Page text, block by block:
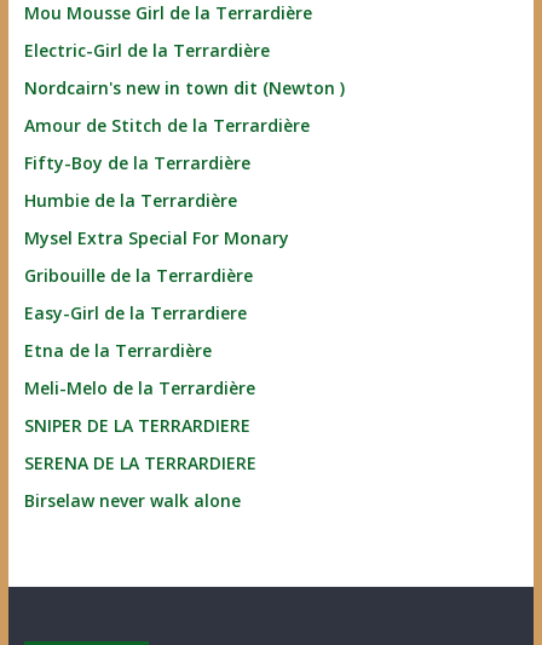
Mou Mousse Girl de la Terrardière
Electric-Girl de la Terrardière
Nordcairn's new in town dit (Newton )
Amour de Stitch de la Terrardière
Fifty-Boy de la Terrardière
Humbie de la Terrardière
Mysel Extra Special For Monary
Gribouille de la Terrardière
Easy-Girl de la Terrardiere
Etna de la Terrardière
Meli-Melo de la Terrardière
SNIPER DE LA TERRARDIERE
SERENA DE LA TERRARDIERE
Birselaw never walk alone